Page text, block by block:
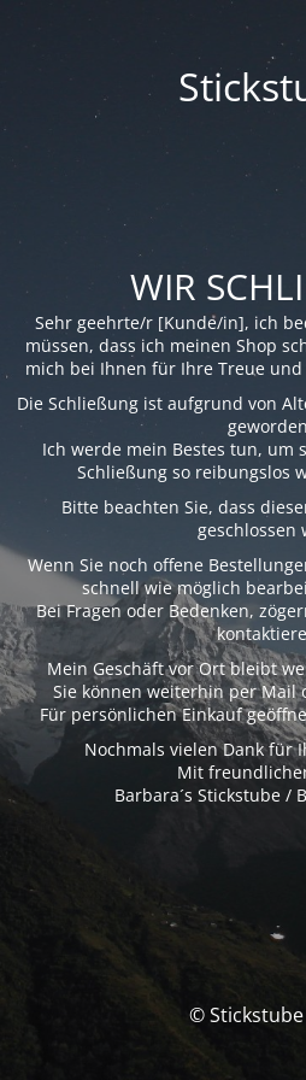
WIR
Sehr geehrte/r [Kunde/in], ich
müssen, dass ich meinen Shop
mich bei Ihnen für Ihre Treue
Die Schließung ist aufgrund von
Ich werde mein Bestes tun, um
Schließung so reibungslos
Bitte beachten Sie, dass
geschlossen
Wenn Sie noch offene
schnell wie möglich
Bei Fragen oder Bedenken,
Mein Geschäft vor Ort bleibt
Sie können weiterhin per Mail
Für persönlichen Einkauf
Nochmals vielen Dank für
Mit
Barbara´s Stickstube /
© Stickstube